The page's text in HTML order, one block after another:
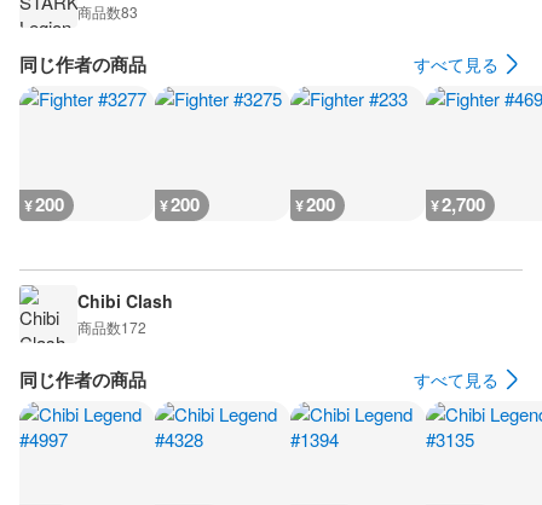
商品数83
同じ作者の商品 すべて見る
¥200 ¥200 ¥200 ¥2,700
Chibi Clash
商品数172
同じ作者の商品 すべて見る